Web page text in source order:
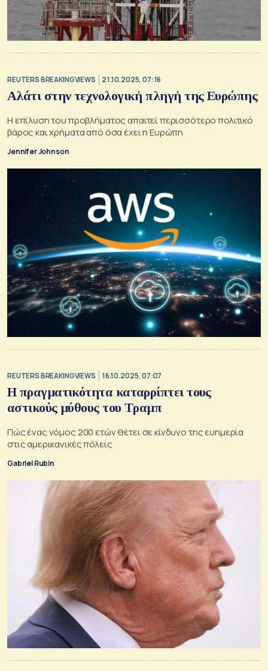
REUTERS BREAKINGVIEWS 21.10.2025, 07:16
Aλάτι στην τεχνολογική πληγή της Ευρώπης
Η επίλυση του προβλήματος απαιτεί περισσότερο πολιτικό
βάρος και χρήματα από όσα έχει η Ευρώπη
Jennifer Johnson
REUTERS BREAKINGVIEWS 16.10.2025, 07:07
H πραγματικότητα καταρρίπτει τους
αστικούς μύθους του Τραμπ
Πώς ένας νόμος 200 ετών θέτει σε κίνδυνο της ευημερία
στις αμερικανικές πόλεις
Gabriel Rubin